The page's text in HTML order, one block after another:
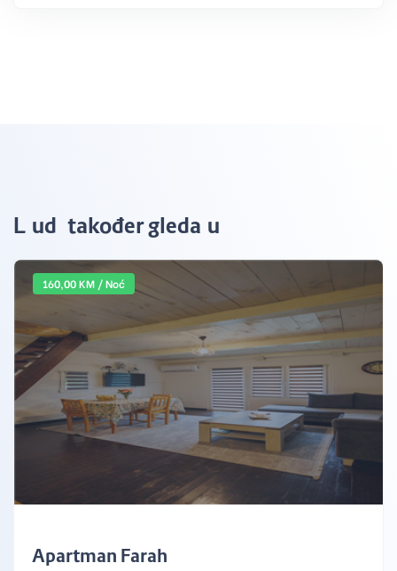
Ljudi također gledaju
160,00 KM / Noć
Apartman Farah